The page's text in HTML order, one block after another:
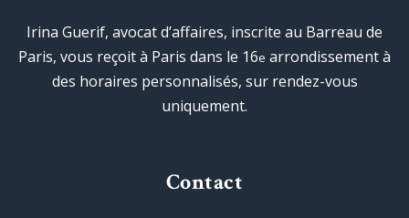
Irina Guerif, avocat d’affaires, inscrite au Barreau de
Paris, vous reçoit à Paris dans le 16e arrondissement à
des horaires personnalisés, sur rendez-vous
uniquement.
Contact